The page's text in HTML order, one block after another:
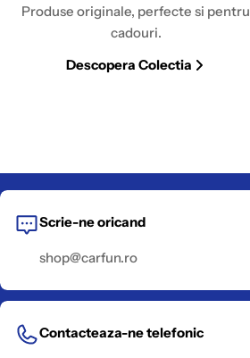
Produse originale, perfecte si pentru
cadouri.
Descopera Colectia
Scrie-ne oricand
shop@carfun.ro
Contacteaza-ne telefonic